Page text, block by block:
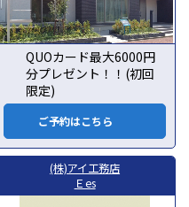
QUOカード最大6000円
分プレゼント！！(初回
限定)
ご予約はこちら
(株)アイ工務店
Ｅes